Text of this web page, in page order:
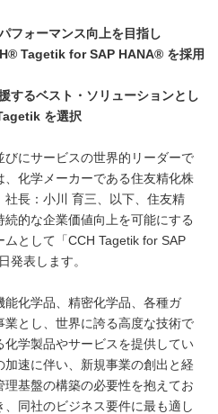
フォーマンス向上を目指し
Tagetik for SAP HANA® を採用
するベスト・ソリューションとし
を選択
にサービスの世界的リーダーで
化学メーカーである住友精化株
長：小川 育三、以下、住友精
的な企業価値向上を可能にする
として「CCH Tagetik for SAP
発表します。
化学品、精密化学品、各種ガ
とし、世界に誇る高度な技術で
学製品やサービスを提供してい
速に伴い、新規事業の創出と経
基盤の構築の必要性を抱えてお
同社のビジネス要件に最も適し